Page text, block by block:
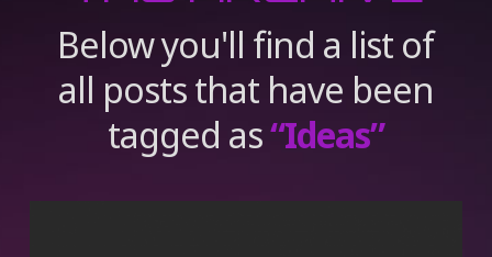
Below you'll find a list of
all posts that have been
tagged as“Ideas”